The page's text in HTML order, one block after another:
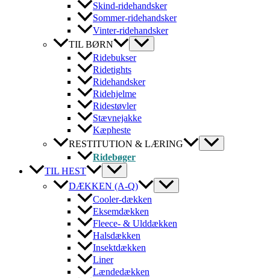
Skind-ridehandsker
Sommer-ridehandsker
Vinter-ridehandsker
TIL BØRN
Ridebukser
Ridetights
Ridehandsker
Ridehjelme
Ridestøvler
Stævnejakke
Kæpheste
RESTITUTION & LÆRING
Ridebøger
TIL HEST
DÆKKEN (A-Q)
Cooler-dækken
Eksemdækken
Fleece- & Ulddækken
Halsdækken
Insektdækken
Liner
Lændedækken